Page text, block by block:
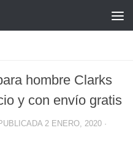
hombre Clarks
y con envío gratis
2 ENERO, 2020 ·